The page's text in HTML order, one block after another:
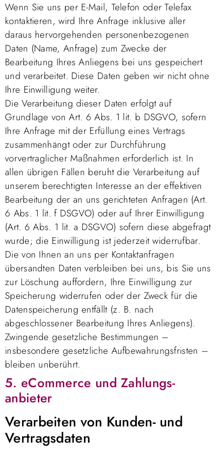
Wenn Sie uns per E-Mail, Telefon oder Telefax
kontaktieren, wird Ihre Anfrage inklusive aller
daraus hervorgehenden personenbezogenen
Daten (Name, Anfrage) zum Zwecke der
Bearbeitung Ihres Anliegens bei uns gespeichert
und verarbeitet. Diese Daten geben wir nicht ohne
Ihre Einwilligung weiter.
Die Verarbeitung dieser Daten erfolgt auf
Grundlage von Art. 6 Abs. 1 lit. b DSGVO, sofern
Ihre Anfrage mit der Erfüllung eines Vertrags
zusammenhängt oder zur Durchführung
vorvertraglicher Maßnahmen erforderlich ist. In
allen übrigen Fällen beruht die Verarbeitung auf
unserem berechtigten Interesse an der effektiven
Bearbeitung der an uns gerichteten Anfragen (Art.
6 Abs. 1 lit. f DSGVO) oder auf Ihrer Einwilligung
(Art. 6 Abs. 1 lit. a DSGVO) sofern diese abgefragt
wurde; die Einwilligung ist jederzeit widerrufbar.
Die von Ihnen an uns per Kontaktanfragen
übersandten Daten verbleiben bei uns, bis Sie uns
zur Löschung auffordern, Ihre Einwilligung zur
Speicherung widerrufen oder der Zweck für die
Datenspeicherung entfällt (z. B. nach
abgeschlossener Bearbeitung Ihres Anliegens).
Zwingende gesetzliche Bestimmungen –
insbesondere gesetzliche Aufbewahrungsfristen –
bleiben unberührt.
5. eCommerce und Zahlungs­
anbieter
Verarbeiten von Kunden- und
Vertragsdaten